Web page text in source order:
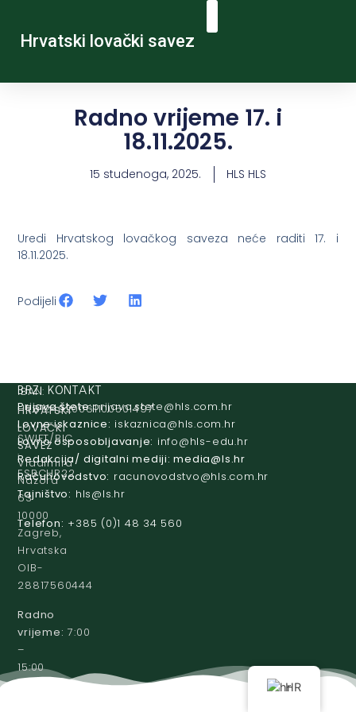
Hrvatski lovački savez
Radno vrijeme 17. i
18.11.2025.
15 studenoga, 2025. HLS HLS
Uredi Hrvatskog lovačkog saveza neće raditi 17. i
18.11.2025.
Podijeli
HRVATSKI
LOVAČKI
SAVEZ
Vladimira
Nazora
63
10000
Zagreb,
Hrvatska
OIB-
28817560444
Radno
vrijeme: 7:00
–
15:00
IBAN:
HR8124020061100501497
SWIFT/BIC
:
ESBCHR22
BRZI KONTAKT
Prijava štete: rh.moc.slh
@etets.avajirp
Lovne iskaznice:
rh.moc.slh
@acinzaksi
Lovno osposobljavanje:
rh.ude-slh
@ofni
Redakcija/ digitalni mediji:
rh.sl
@aidem
Računovodstvo:
rh.moc.slh
@ovtsdovonucar
Tajništvo:
rh.sl
@slh
Telefon: +385 (0)1 48 34 560
HR